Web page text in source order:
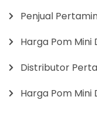
Penjual
Harga Pom
Distributor
Harga Pom Mini